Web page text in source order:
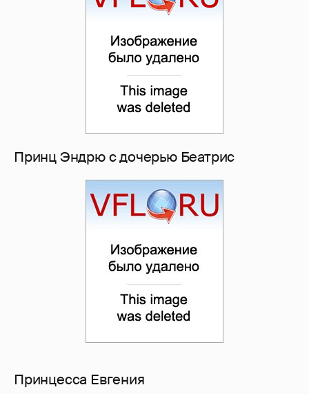
Принц Эндрю с дочерью Беатрис
Принцесса Евгения